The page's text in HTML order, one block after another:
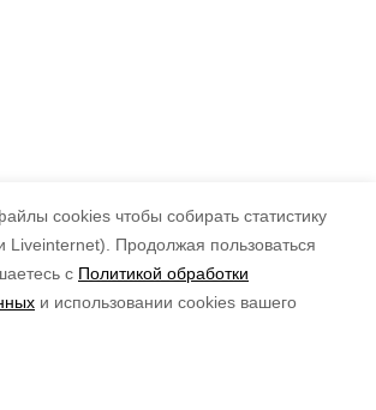
cookies чтобы собирать статистику
Liveinternet).
Продолжая пользоваться
с Политикой обработки
и использовании cookies вашего